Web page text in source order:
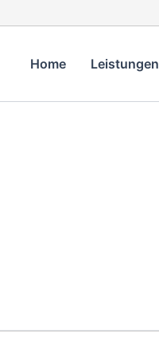
Home Leistungen